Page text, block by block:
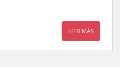
LEER MÁS